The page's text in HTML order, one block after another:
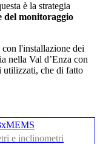
è la strategia
del monitoraggio
l'installazione dei
nella Val d’Enza con
utilizzati, che di fatto
e inclinometri